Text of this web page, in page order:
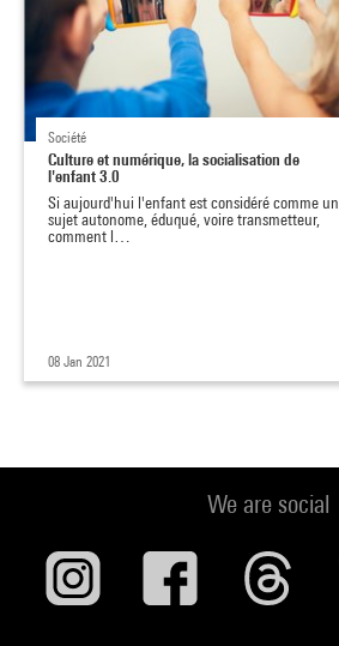
Société
Culture et numérique, la socialisation de
l'enfant 3.0
Si aujourd'hui l'enfant est considéré comme un
sujet autonome, éduqué, voire transmetteur,
comment l…
08 Jan 2021
We are social